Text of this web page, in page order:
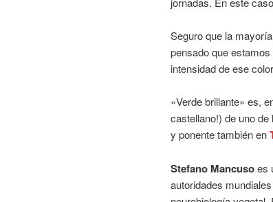
Seguro que la
pensado que
intensidad de ese
«Verde brillante» es,
castellano!) de uno
y ponente también en
Stefano Mancusoes
autoridades